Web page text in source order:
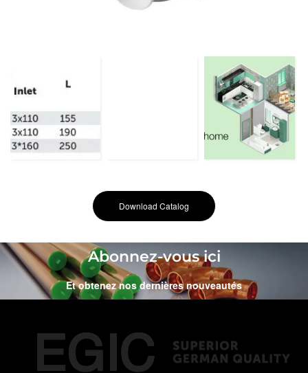
Download Catalog
Abonnez-vous ici
Et obtenez nos dernières nouveautés